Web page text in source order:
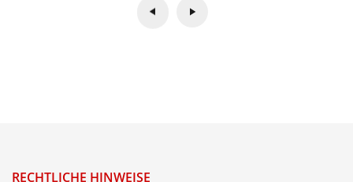
RECHTLICHE HINWEISE